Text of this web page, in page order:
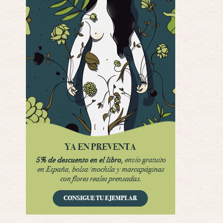
Por encima de tu cadáver
Por: Luar
Interesante cuando avanza, le falta algo d …
Por encima de tu cadáver
Possession
Se llama la posesión en castellano, está …
Obsession
Por: Mariano
Obsession